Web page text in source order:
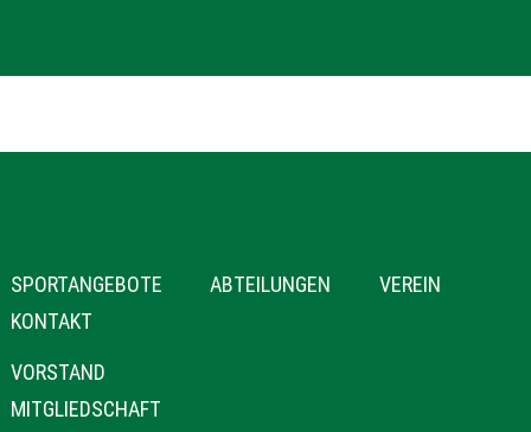
NAVIGATION
ÜBERSPRINGEN
SPORTANGEBOTE ABTEILUNGEN
VEREIN
KONTAKT
NAVIGATION
ÜBERSPRINGEN
VORSTAND
MITGLIEDSCHAFT